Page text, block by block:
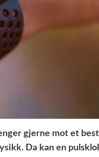
gjerne mot et
Da kan en